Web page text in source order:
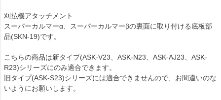
刈払機アタッチメント
スーパーカルマーα、スーパーカルマーβの裏面に取り付ける底板部
品(SKN-19)です。
こちらの商品は新タイプ(ASK-V23、ASK-N23、ASK-AJ23、ASK-
R23)シリーズにのみ適合できます。
旧タイプ(ASK-S23)シリーズには適合できませんので、お間違いのな
いようにお願いします。